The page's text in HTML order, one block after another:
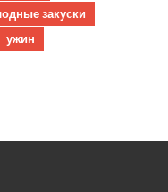
закуски
ужин